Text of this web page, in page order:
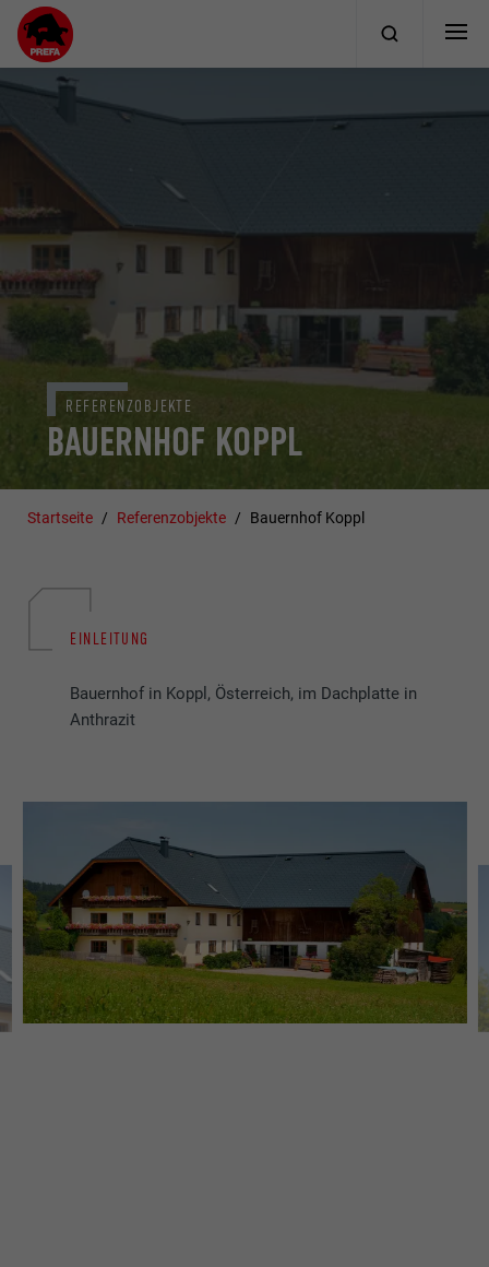
BAUERNHOF KOPPL
REFERENZOBJEKTE
Startseite Referenzobjekte Bauernhof Koppl
EINLEITUNG
Bauernhof in Koppl, Österreich, im Dachplatte in
Anthrazit